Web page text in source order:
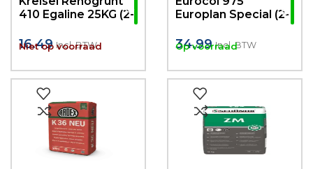
410 Egaline 25KG (2-
16.49 Incl. BTW
Niet op voorraad
Europlan Special (2-
Cementgebonden
egaline 23kg
34.99 Incl. BTW
Op voorraad